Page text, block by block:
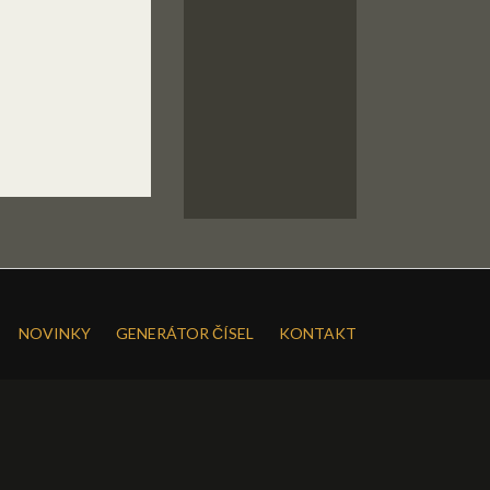
NOVINKY GENERÁTOR ČÍSEL
KONTAKT